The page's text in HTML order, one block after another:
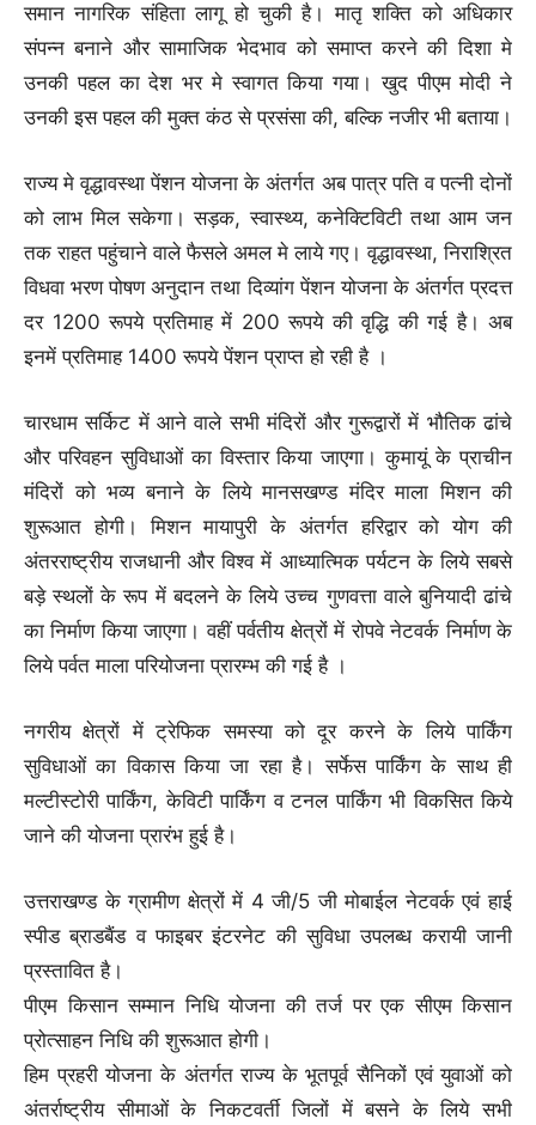
समान नागरिक संहिता लागू हो चुकी है। मातृ शक्ति को अधिकार
संपन्न बनाने और सामाजिक भेदभाव को समाप्त करने की दिशा मे
उनकी पहल का देश भर मे स्वागत किया गया। खुद पीएम मोदी ने
उनकी इस पहल की मुक्त कंठ से प्रसंसा की, बल्कि नजीर भी बताया।
राज्य मे वृद्धावस्था पेंशन योजना के अंतर्गत अब पात्र पति व पत्नी दोनों
को लाभ मिल सकेगा। सड़क, स्वास्थ्य, कनेक्टिविटी तथा आम जन
तक राहत पहुंचाने वाले फैसले अमल मे लाये गए। वृद्धावस्था, निराश्रित
विधवा भरण पोषण अनुदान तथा दिव्यांग पेंशन योजना के अंतर्गत प्रदत्त
दर 1200 रूपये प्रतिमाह में 200 रूपये की वृद्धि की गई है। अब
इनमें प्रतिमाह 1400 रूपये पेंशन प्राप्त हो रही है ।
चारधाम सर्किट में आने वाले सभी मंदिरों और गुरूद्वारों में भौतिक ढांचे
और परिवहन सुविधाओं का विस्तार किया जाएगा। कुमायूं के प्राचीन
मंदिरों को भव्य बनाने के लिये मानसखण्ड मंदिर माला मिशन की
शुरूआत होगी। मिशन मायापुरी के अंतर्गत हरिद्वार को योग की
अंतरराष्ट्रीय राजधानी और विश्व में आध्यात्मिक पर्यटन के लिये सबसे
बड़े स्थलों के रूप में बदलने के लिये उच्च गुणवत्ता वाले बुनियादी ढांचे
का निर्माण किया जाएगा। वहीं पर्वतीय क्षेत्रों में रोपवे नेटवर्क निर्माण के
लिये पर्वत माला परियोजना प्रारम्भ की गई है ।
नगरीय क्षेत्रों में ट्रेफिक समस्या को दूर करने के लिये पार्किंग
सुविधाओं का विकास किया जा रहा है। सर्फेस पार्किंग के साथ ही
मल्टीस्टोरी पार्किंग, केविटी पार्किंग व टनल पार्किंग भी विकसित किये
जाने की योजना प्रारंभ हुई है।
उत्तराखण्ड के ग्रामीण क्षेत्रों में 4 जी/5 जी मोबाईल नेटवर्क एवं हाई
स्पीड ब्राडबैंड व फाइबर इंटरनेट की सुविधा उपलब्ध करायी जानी
प्रस्तावित है।
पीएम किसान सम्मान निधि योजना की तर्ज पर एक सीएम किसान
प्रोत्साहन निधि की शुरूआत होगी।
हिम प्रहरी योजना के अंतर्गत राज्य के भूतपूर्व सैनिकों एवं युवाओं को
अंतर्राष्ट्रीय सीमाओं के निकटवर्ती जिलों में बसने के लिये सभी